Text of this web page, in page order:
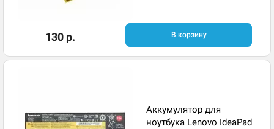
130 р. В корзину
Аккумулятор для
ноутбука Lenovo IdeaPad